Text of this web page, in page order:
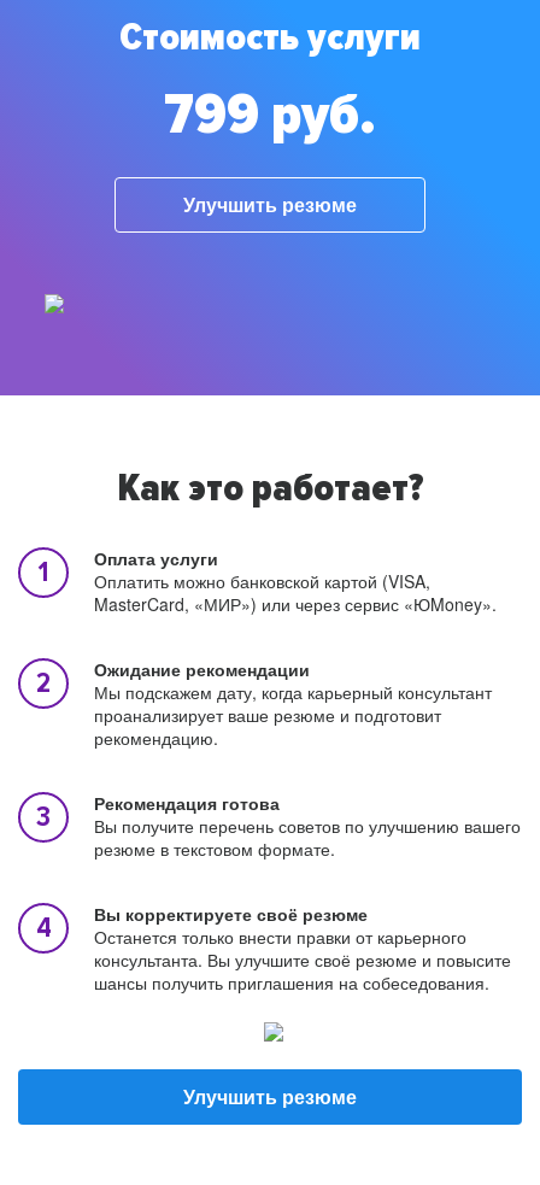
Стоимость услуги
799 руб.
Улучшить резюме
Как это работает?
Оплата услуги
Оплатить можно банковской картой (VISA,
MasterCard, «МИР») или через сервис «ЮMoney».
Ожидание рекомендации
Мы подскажем дату, когда карьерный консультант
проанализирует ваше резюме и подготовит
рекомендацию.
Рекомендация готова
Вы получите перечень советов по улучшению вашего
резюме в текстовом формате.
Вы корректируете своё резюме
Останется только внести правки от карьерного
консультанта. Вы улучшите своё резюме и повысите
шансы получить приглашения на собеседования.
Улучшить резюме